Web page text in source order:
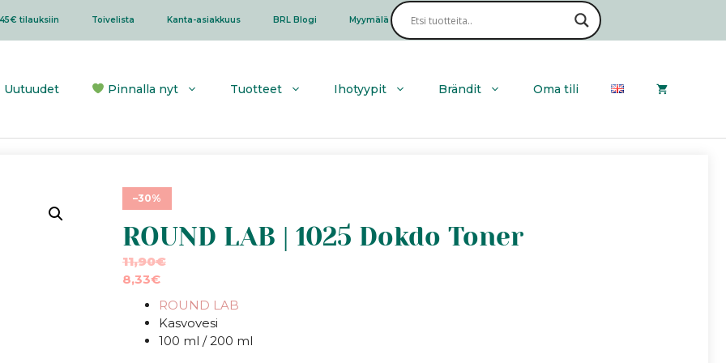
tilauksiin Toivelista Kanta-asiakkuus BRL Blogi Myymälä Haku
Uutuudet Pinnalla nyt Tuotteet Ihotyypit Brändit Oma tili
–30%
ROUND LAB | 1025 Dokdo Toner
11,90€
8,33€
ROUND LAB
Kasvovesi
100 ml / 200 ml